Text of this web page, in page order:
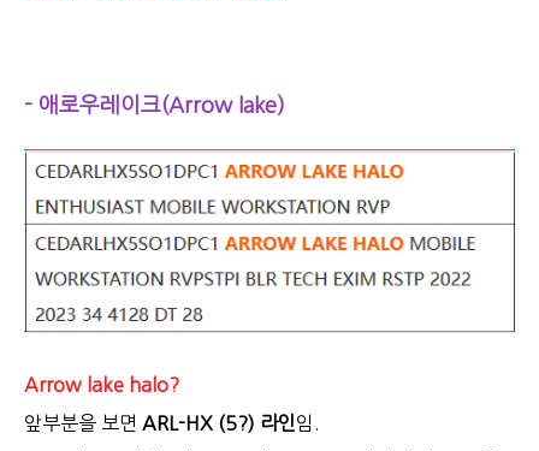
- 애로우레이크(Arrow lake)
Arrow lake halo?
앞부분을 보면 ARL-HX (5?) 라인임.